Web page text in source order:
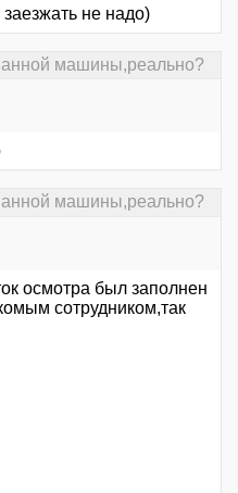
не надо)
машины,реально?
машины,реально?
осмотра был заполнен
сотрудником,так